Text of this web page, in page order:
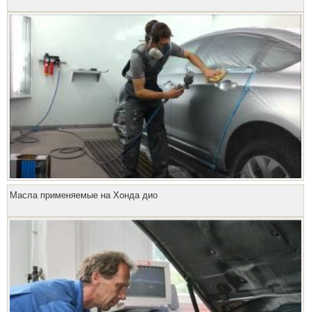
Масла применяемые на Хонда дио